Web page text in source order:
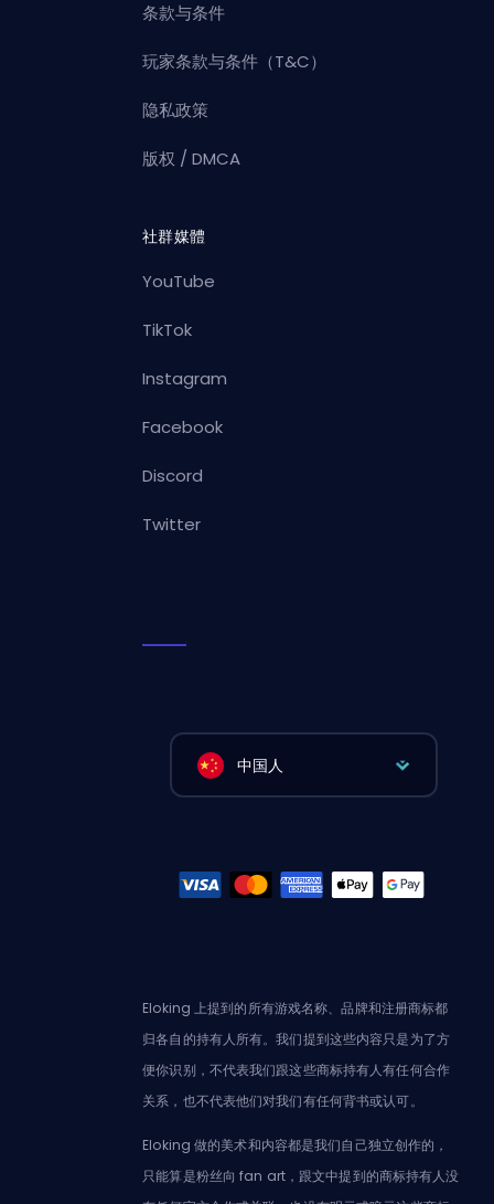
条款与条件
玩家条款与条件（T&C）
隐私政策
版权 / DMCA
社群媒體
YouTube
TikTok
Instagram
Facebook
Discord
Twitter
中国人
Eloking 上提到的所有游戏名称、品牌和注册商标都
归各自的持有人所有。我们提到这些内容只是为了方
便你识别，不代表我们跟这些商标持有人有任何合作
关系，也不代表他们对我们有任何背书或认可。
Eloking 做的美术和内容都是我们自己独立创作的，
只能算是粉丝向 fan art，跟文中提到的商标持有人没